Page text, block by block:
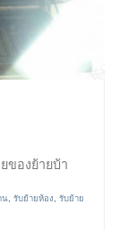
ของย้ายบ้า
น, รับย้ายห้อง, รับย้าย